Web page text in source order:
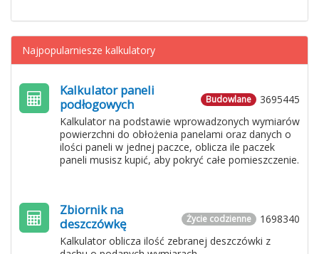
Najpopularniesze kalkulatory
3695445
Budowlane
Kalkulator paneli
podłogowych
Kalkulator na podstawie wprowadzonych wymiarów
powierzchni do obłożenia panelami oraz danych o
ilości paneli w jednej paczce, oblicza ile paczek
paneli musisz kupić, aby pokryć całe pomieszczenie.
1698340
Życie codzienne
Zbiornik na
deszczówkę
Kalkulator oblicza ilość zebranej deszczówki z